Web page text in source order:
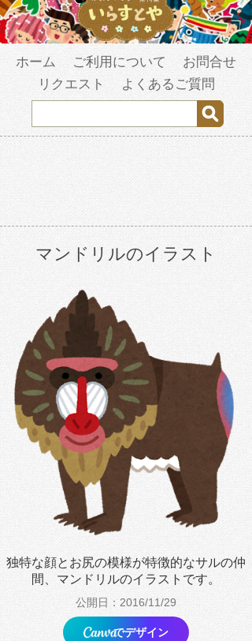
ホーム ご利用について
お問合せ
リクエスト
よくあるご質問
マンドリルのイラスト
独特な顔とお尻の模様が特徴的なサルの仲
間、マンドリルのイラストです。
公開日：2016/11/29
でデザイン